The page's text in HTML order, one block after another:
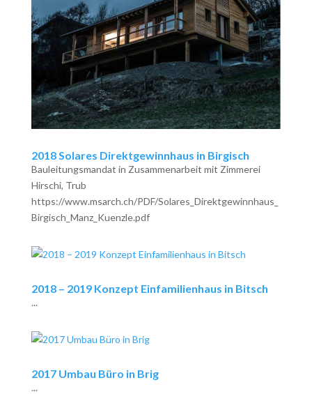
2018 Solares Direktgewinnhaus in Birgisch
Bauleitungsmandat in Zusammenarbeit mit Zimmerei
Hirschi, Trub
https://www.msarch.ch/PDF/Solares_Direktgewinnhaus_
Birgisch_Manz_Kuenzle.pdf
2018 – 2019 Konzept Einfamilienhaus in Bitsch
...
2017 Umbau Büro in Brig
...